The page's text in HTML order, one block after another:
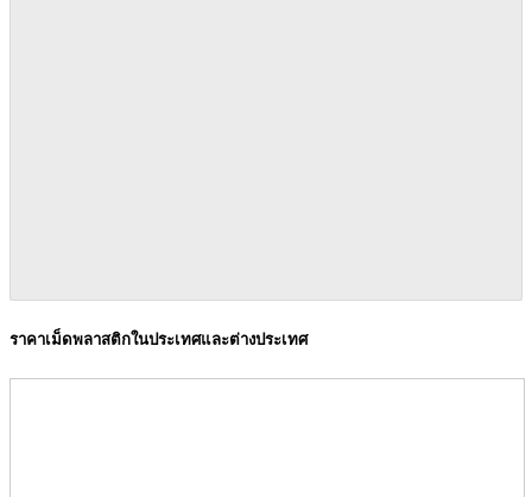
ราคาเม็ดพลาสติกในประเทศและต่างประเทศ